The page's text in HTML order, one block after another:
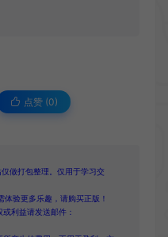
点赞 (0)
做打包整理。仅用于学习交
验更多乐趣，请购买正版！
利益请发送邮件：